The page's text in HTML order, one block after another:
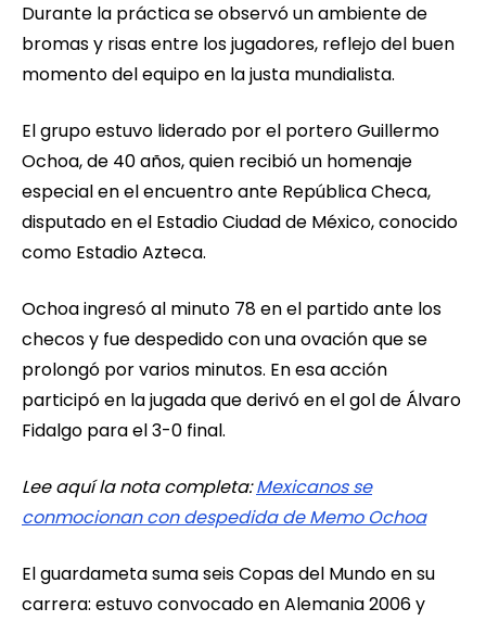
Durante la práctica se observó un ambiente de
bromas y risas entre los jugadores, reflejo del buen
momento del equipo en la justa mundialista.
El grupo estuvo liderado por el portero Guillermo
Ochoa, de 40 años, quien recibió un homenaje
especial en el encuentro ante República Checa,
disputado en el Estadio Ciudad de México, conocido
como Estadio Azteca.
Ochoa ingresó al minuto 78 en el partido ante los
checos y fue despedido con una ovación que se
prolongó por varios minutos. En esa acción
participó en la jugada que derivó en el gol de Álvaro
Fidalgo para el 3-0 final.
Lee aquí la nota completa:Mexicanos se
conmocionan con despedida de Memo Ochoa
El guardameta suma seis Copas del Mundo en su
carrera: estuvo convocado en Alemania 2006 y